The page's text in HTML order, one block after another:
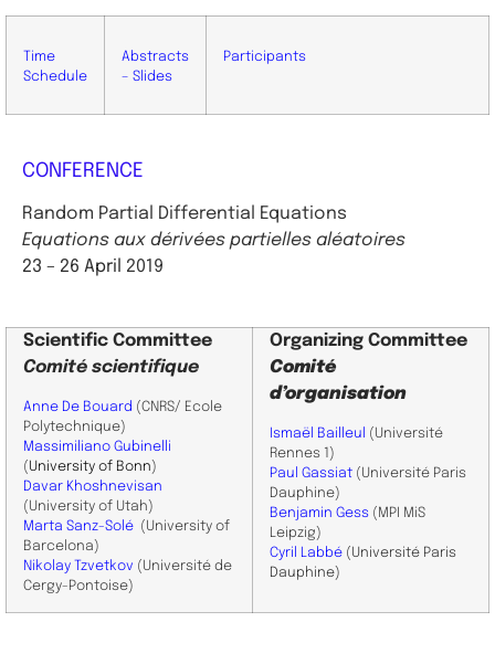
Time
Schedule
Abstracts
– Slides
Participants
CONFERENCE
Random Partial Differential Equations
Equations aux dérivées partielles aléatoires
23 – 26 April 2019
Scientific Committee
Comité scientifique
Anne De Bouard (CNRS/ Ecole
Polytechnique)
Massimiliano Gubinelli
(University of Bonn)
Davar Khoshnevisan
(University of Utah)
Marta Sanz-Solé (University of
Barcelona)
Nikolay Tzvetkov (Université de
Cergy-Pontoise)
Organizing Committee
Comité
d’organisation
Ismaël Bailleul
(Université
Rennes 1)
Paul Gassiat (Université Paris
Dauphine)
Benjamin Gess (MPI MiS
Leipzig)
Cyril Labbé (Université Paris
Dauphine)